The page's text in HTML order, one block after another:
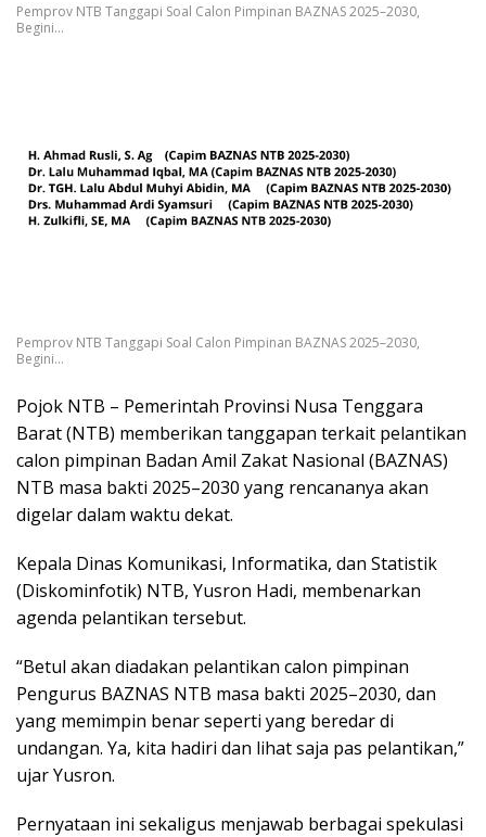
Pemprov NTB Tanggapi Soal Calon Pimpinan BAZNAS 2025–2030,
Begini…
Pemprov NTB Tanggapi Soal Calon Pimpinan BAZNAS 2025–2030,
Begini…
Pojok NTB – Pemerintah Provinsi Nusa Tenggara
Barat (NTB) memberikan tanggapan terkait pelantikan
calon pimpinan Badan Amil Zakat Nasional (BAZNAS)
NTB masa bakti 2025–2030 yang rencananya akan
digelar dalam waktu dekat.
Kepala Dinas Komunikasi, Informatika, dan Statistik
(Diskominfotik) NTB, Yusron Hadi, membenarkan
agenda pelantikan tersebut.
“Betul akan diadakan pelantikan calon pimpinan
Pengurus BAZNAS NTB masa bakti 2025–2030, dan
yang memimpin benar seperti yang beredar di
undangan. Ya, kita hadiri dan lihat saja pas pelantikan,”
ujar Yusron.
Pernyataan ini sekaligus menjawab berbagai spekulasi